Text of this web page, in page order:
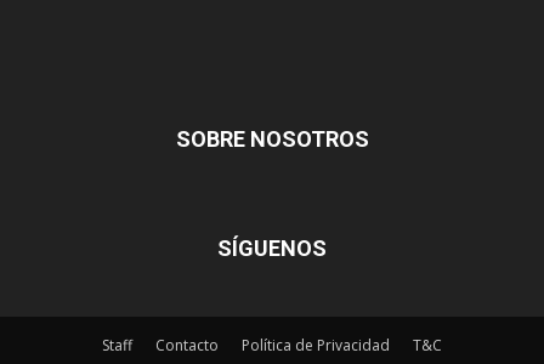
SOBRE NOSOTROS
SÍGUENOS
Staff Contacto Política de Privacidad T&C